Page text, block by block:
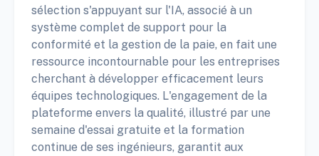
sélection s'appuyant sur l'IA, associé à un
système complet de support pour la
conformité et la gestion de la paie, en fait une
ressource incontournable pour les entreprises
cherchant à développer efficacement leurs
équipes technologiques. L'engagement de la
plateforme envers la qualité, illustré par une
semaine d'essai gratuite et la formation
continue de ses ingénieurs, garantit aux